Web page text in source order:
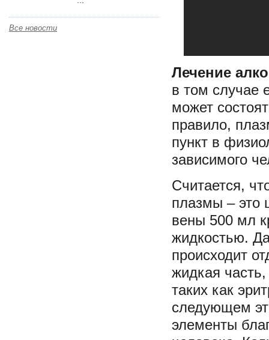
Все новости
Лечение
в том случае
может
правило,
пункт в
зависимого
Считается,
плазмы – это
вены 500 мл
жидкостью.
происходит
жидкая
таких как
следующем
элементы